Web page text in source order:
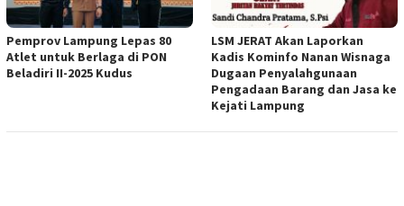
Pemprov Lampung Lepas 80
Atlet untuk Berlaga di PON
Beladiri II-2025 Kudus
LSM JERAT Akan Laporkan
Kadis Kominfo Nanan Wisnaga
Dugaan Penyalahgunaan
Pengadaan Barang dan Jasa ke
Kejati Lampung